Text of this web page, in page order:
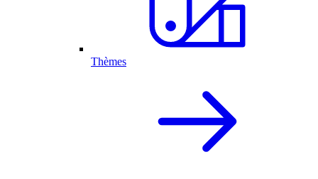
Thèmes